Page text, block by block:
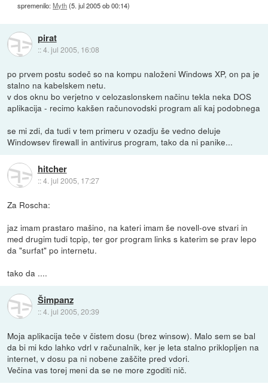
spremenilo:Myth(5. jul 2005 ob 00:14)
pirat
::4. jul 2005, 16:08
po prvem postu sodeč so na kompu naloženi Windows XP, on pa je
stalno na kabelskem netu.
v dos oknu bo verjetno v celozaslonskem načinu tekla neka DOS
aplikacija - recimo kakšen računovodski program ali kaj podobnega
se mi zdi, da tudi v tem primeru v ozadju še vedno deluje
Windowsev firewall in antivirus program, tako da ni panike...
hitcher
::4. jul 2005, 17:27
Za Roscha:
jaz imam prastaro mašino, na kateri imam še novell-ove stvari in
med drugim tudi tcpip, ter gor program links s katerim se prav lepo
da "surfat" po internetu.
tako da ....
Šimpanz
::4. jul 2005, 20:39
Moja aplikacija teče v čistem dosu (brez winsow). Malo sem se bal
da bi mi kdo lahko vdrl v računalnik, ker je leta stalno priklopljen na
internet, v dosu pa ni nobene zaščite pred vdori.
Večina vas torej meni da se ne more zgoditi nič.